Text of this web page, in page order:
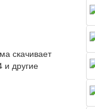
скачивает
и другие